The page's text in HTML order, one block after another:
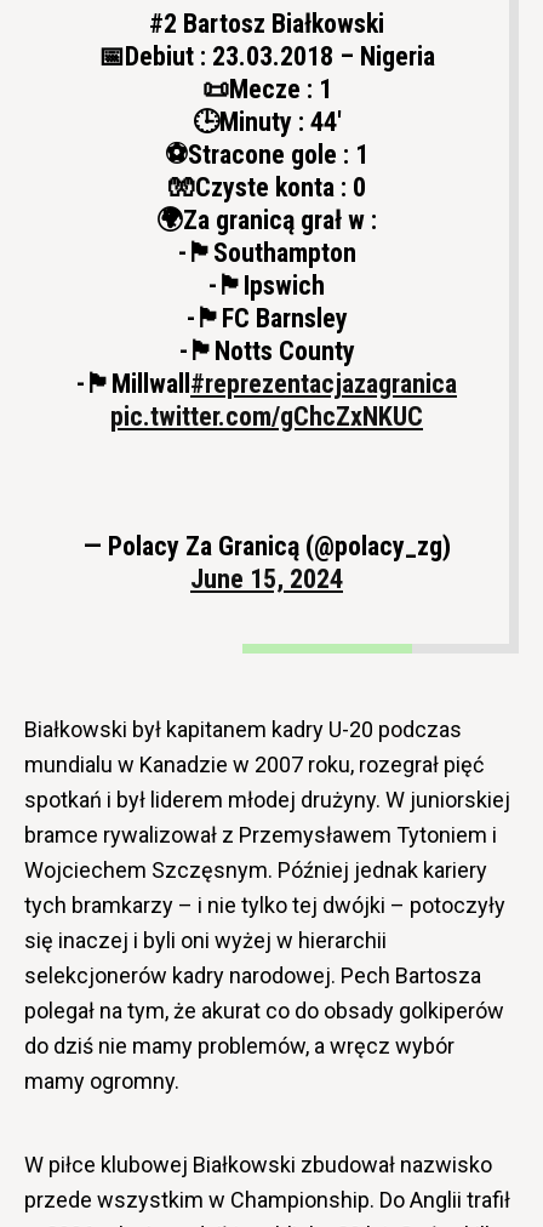
#2 Bartosz Białkowski
📅Debiut : 23.03.2018 – Nigeria
📜Mecze : 1
🕒Minuty : 44′
⚽️Stracone gole : 1
🧤Czyste konta : 0
🌍Za granicą grał w :
-🏴󠁧󠁢󠁥󠁮󠁧󠁿Southampton
-🏴󠁧󠁢󠁥󠁮󠁧󠁿Ipswich
-🏴󠁧󠁢󠁥󠁮󠁧󠁿FC Barnsley
-🏴󠁧󠁢󠁥󠁮󠁧󠁿Notts County
-🏴󠁧󠁢󠁥󠁮󠁧󠁿Millwall #reprezentacjazagranica
pic.twitter.com/gChcZxNKUC
— Polacy Za Granicą (@polacy_zg)
June 15, 2024
Białkowski był kapitanem kadry U-20 podczas
mundialu w Kanadzie w 2007 roku, rozegrał pięć
spotkań i był liderem młodej drużyny. W juniorskiej
bramce rywalizował z Przemysławem Tytoniem i
Wojciechem Szczęsnym. Później jednak kariery
tych bramkarzy – i nie tylko tej dwójki – potoczyły
się inaczej i byli oni wyżej w hierarchii
selekcjonerów kadry narodowej. Pech Bartosza
polegał na tym, że akurat co do obsady golkiperów
do dziś nie mamy problemów, a wręcz wybór
mamy ogromny.
W piłce klubowej Białkowski zbudował nazwisko
przede wszystkim w Championship. Do Anglii trafił